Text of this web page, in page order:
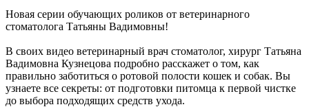
Новая серии обучающих роликов от ветеринарного
стоматолога Татьяны Вадимовны!
В своих видео ветеринарный врач стоматолог, хирург Татьяна
Вадимовна Кузнецова подробно расскажет о том, как
правильно заботиться о ротовой полости кошек и собак. Вы
узнаете все секреты: от подготовки питомца к первой чистке
до выбора подходящих средств ухода.